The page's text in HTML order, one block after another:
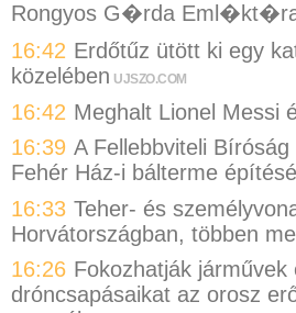
Rongyos G�rda
16:42 Erdőtűz ütött ki egy
közelében UJSZO.COM
16:42 Meghalt Lionel Messi
16:39 A Fellebbviteli
Fehér Ház-i bálterme
16:33 Teher- és
Horvátországban, többen
16:26 Fokozhatják járművek
dróncsapásaikat az orosz